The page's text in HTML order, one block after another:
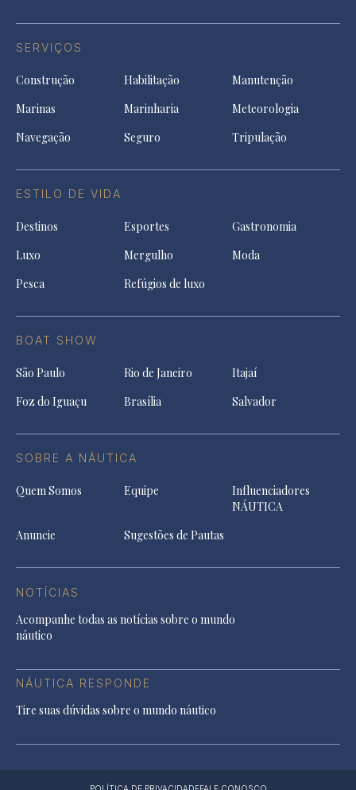
SERVIÇOS
Construção Habilitação
Manutenção
Marinas
Marinharia
Meteorologia
Navegação
Seguro Tripulação
ESTILO DE VIDA
Destinos Esportes
Gastronomia
Luxo
Mergulho
Moda
Pesca
Refúgios de luxo
BOAT SHOW
São Paulo Rio de Janeiro
Itajaí
Foz do Iguaçu
Brasília Salvador
SOBRE A NÁUTICA
Quem Somos Equipe
Influenciadores
NÁUTICA
Anuncie
Sugestões de Pautas
NOTÍCIAS
Acompanhe todas as notícias sobre o mundo
náutico
NÁUTICA RESPONDE
Tire suas dúvidas sobre o mundo náutico